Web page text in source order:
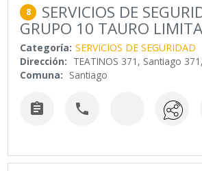
8 SERVICIOS DE
GRUPO 10 TAURO
Categoría: SERVICIOS DE SEGURIDAD
Dirección: TEATINOS 371, Santiago
Comuna: Santiago
 